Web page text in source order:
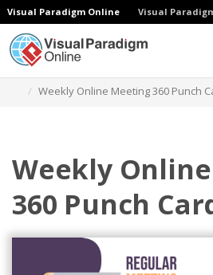
Visual Paradigm Online Visual
Weekly Online Meeting 360 Punch
Weekly
360 Punch